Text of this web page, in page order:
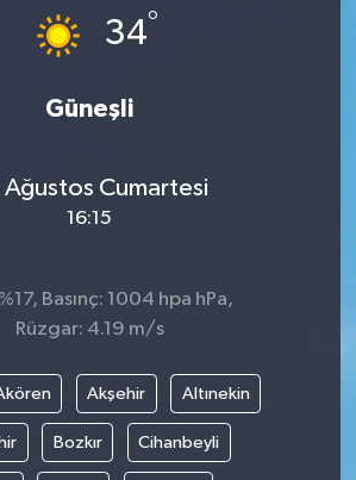
34°
Güneşli
Cumartesi
16:15
Basınç: 1004 hpa hPa,
Rüzgar: 4.19 m/s
Akşehir Altınekin
Bozkır Cihanbeyli